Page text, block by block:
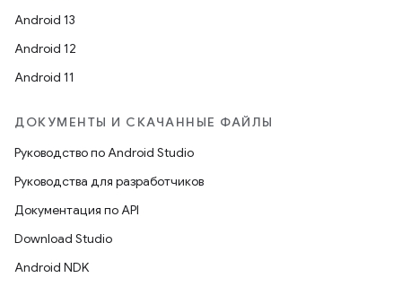
Android 13
Android 12
Android 11
ДОКУМЕНТЫ И СКАЧАННЫЕ ФАЙЛЫ
Руководство по Android Studio
Руководства для разработчиков
Документация по API
Download Studio
Android NDK